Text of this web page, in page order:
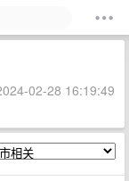
02-28 16:19:49